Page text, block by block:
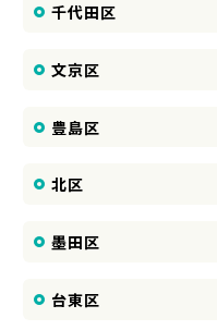
千代田区
文京区
豊島区
北区
墨田区
台東区